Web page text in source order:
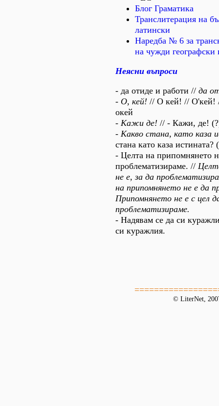
Блог Граматика
Транслитерация на
латински
Наредба № 6 за
на чужди географски
Неясни въпроси
- да отиде и работи // да
- О, кей! // О кей! //
окей
- Кажи де! // - Кажи, де!
- Какво стана, като каза
стана като каза истината?
- Целта на припомнянето
проблематизираме. //
не е, за да
на припомнянето не е да
Припомнянето не е с цел
проблематизираме.
- Надявам се да си
си куражлия.
© LiterNet,